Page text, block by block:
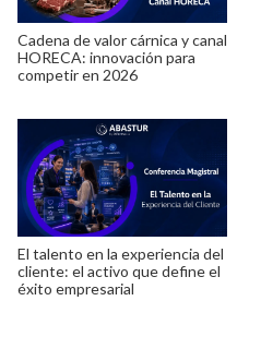
Cadena de valor cárnica y canal
HORECA: innovación para
competir en 2026
El talento en la experiencia del
cliente: el activo que define el
éxito empresarial